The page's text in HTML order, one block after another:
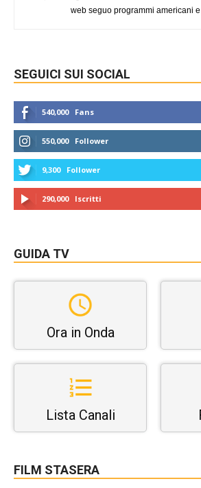
web seguo programmi americani
SEGUICI SUI SOCIAL
540,000 Fans
550,000 Follower
9,300 Follower
290,000 Iscritti
GUIDA TV
Ora in Onda
Lista Canali
FILM STASERA